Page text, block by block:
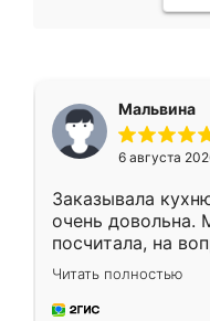
Мальвина
6 августа
Заказывала
очень довольна.
посчитала, на
Замерщик
делу со всей
за день, ребята
Читать полностью